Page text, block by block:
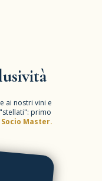
ai nostri vini e
primo
Socio Master.